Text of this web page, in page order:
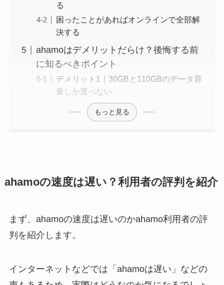
る
困ったことがあればオンラインで全部解
決する
ahamoはデメリットだらけ？後悔する前
に知るべきポイント
デメリット1｜30GBと110GBのデータ容
量しか選べない
もっと見る
ahamoの速度は遅い？利用者の評判を紹介
まず、ahamoの速度は遅いのかahamo利用者の評
判を紹介します。
インターネットなどでは「ahamoは遅い」などの